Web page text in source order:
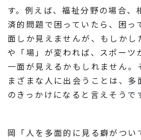
す。例えば、福祉分野の場合、
済的問題で困っていたら、困っ
面しか見えませんが、もしかし
や「場」が変われば、スポーツ
一面が見えるかもしれません。
まざまな人に出会うことは、多
のきっかけになると言えそうで
岡「人を多面的に見る癖がつい